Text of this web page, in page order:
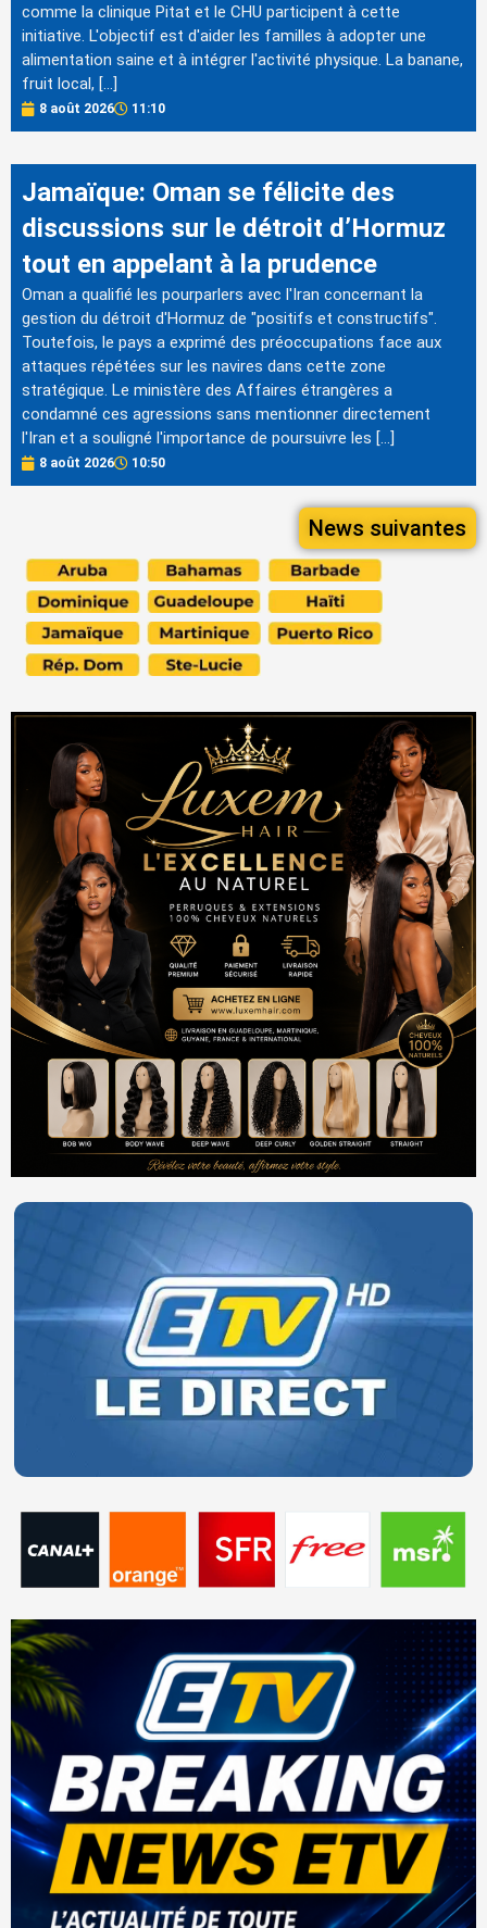
comme la clinique Pitat et le CHU participent à cette
initiative. L'objectif est d'aider les familles à adopter une
alimentation saine et à intégrer l'activité physique. La banane,
fruit local, […]
8 août 2026 11:10
Jamaïque: Oman se félicite des
discussions sur le détroit d’Hormuz
tout en appelant à la prudence
Oman a qualifié les pourparlers avec l'Iran concernant la
gestion du détroit d'Hormuz de "positifs et constructifs".
Toutefois, le pays a exprimé des préoccupations face aux
attaques répétées sur les navires dans cette zone
stratégique. Le ministère des Affaires étrangères a
condamné ces agressions sans mentionner directement
l'Iran et a souligné l'importance de poursuivre les […]
8 août 2026 10:50
News suivantes